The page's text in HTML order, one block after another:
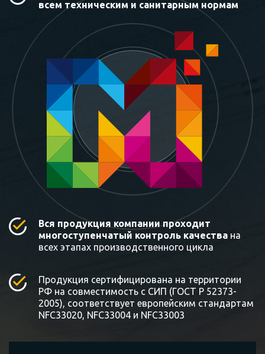
всем техническим и санитарным нормам
Вся продукция компании проходит
многоступенчатый контроль качества на
всех этапах производственного цикла
Продукция сертифицирована на территории
РФ на совместимость с СИП (ГОСТ Р 52373-
2005), соответствует европейским стандартам
NFC33020, NFC33004 и NFC33003